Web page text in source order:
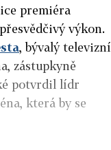
premiéra
výkon.
, bývalý televizní
zástupkyně
potvrdil lídr
která by se